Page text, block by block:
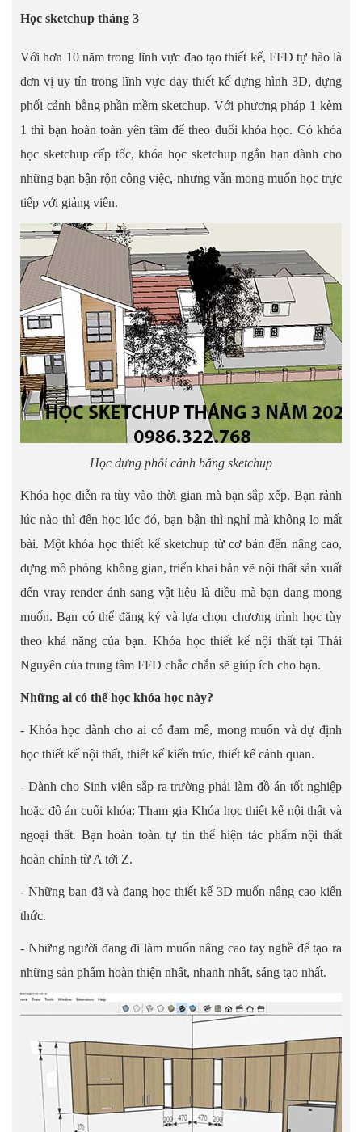
Học sketchup tháng 3
Với hơn 10 năm trong lĩnh vực đao tạo thiết kế, FFD tự hào là
đơn vị uy tín trong lĩnh vực dạy thiết kế dựng hình 3D, dựng
phối cảnh bằng phần mềm sketchup. Với phương pháp 1 kèm
1 thì bạn hoàn toàn yên tâm để theo đuổi khóa học. Có khóa
học sketchup cấp tốc, khóa học sketchup ngắn hạn dành cho
những bạn bận rộn công việc, nhưng vẫn mong muốn học trực
tiếp với giảng viên.
Học dựng phối cảnh bằng sketchup
Khóa học diễn ra tùy vào thời gian mà bạn sắp xếp. Bạn rảnh
lúc nào thì đến học lúc đó, bạn bận thì nghỉ mà không lo mất
bài. Một khóa học thiết kế sketchup từ cơ bản đến nâng cao,
dựng mô phỏng không gian, triển khai bản vẽ nội thất sản xuất
đến vray render ánh sang vật liệu là điều mà bạn đang mong
muốn. Bạn có thể đăng ký và lựa chọn chương trình học tùy
theo khả năng của bạn. Khóa học thiết kế nội thất tại Thái
Nguyên của trung tâm FFD chắc chắn sẽ giúp ích cho bạn.
Những ai có thể học khóa học này?
- Khóa học dành cho ai có đam mê, mong muốn và dự định
học thiết kế nội thất, thiết kế kiến trúc, thiết kế cảnh quan.
- Dành cho Sinh viên sắp ra trường phải làm đồ án tốt nghiệp
hoặc đồ án cuối khóa: Tham gia Khóa học thiết kế nội thất và
ngoại thất. Bạn hoàn toàn tự tin thể hiện tác phẩm nội thất
hoàn chỉnh từ A tới Z.
- Những bạn đã và đang học thiết kế 3D muốn nâng cao kiến
thức.
- Những người đang đi làm muốn nâng cao tay nghề để tạo ra
những sản phẩm hoàn thiện nhất, nhanh nhất, sáng tạo nhất.